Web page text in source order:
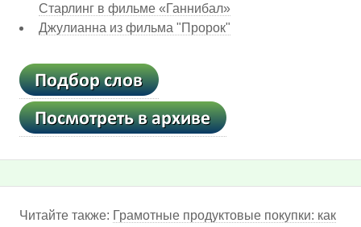
Старлинг в фильме «Ганнибал»
Джулианна из фильма "Пророк"
Читайте также: Грамотные продуктовые покупки: как